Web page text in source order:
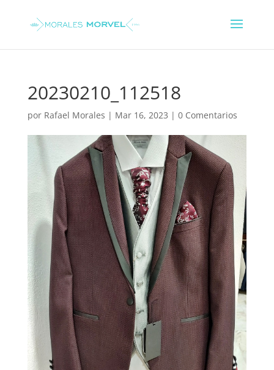
20230210_112518
por Rafael Morales | Mar 16, 2023 | 0 Comentarios